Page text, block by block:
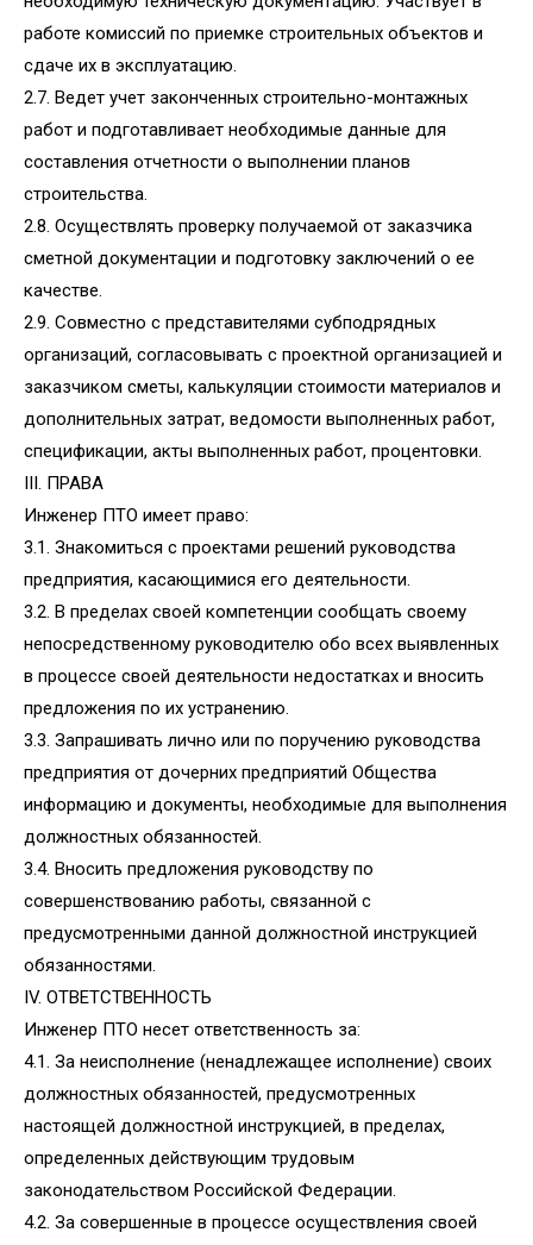
работе комиссий по приемке строительных объектов и
сдаче их в эксплуатацию.
2.7. Ведет учет законченных строительно-монтажных
работ и подготавливает необходимые данные для
составления отчетности о выполнении планов
строительства.
2.8. Осуществлять проверку получаемой от заказчика
сметной документации и подготовку заключений о ее
качестве.
2.9. Совместно с представителями субподрядных
организаций, согласовывать с проектной организацией и
заказчиком сметы, калькуляции стоимости материалов и
дополнительных затрат, ведомости выполненных работ,
спецификации, акты выполненных работ, процентовки.
III. ПРАВА
Инженер ПТО имеет право:
3.1. Знакомиться с проектами решений руководства
предприятия, касающимися его деятельности.
3.2. В пределах своей компетенции сообщать своему
непосредственному руководителю обо всех выявленных
в процессе своей деятельности недостатках и вносить
предложения по их устранению.
3.3. Запрашивать лично или по поручению руководства
предприятия от дочерних предприятий Общества
информацию и документы, необходимые для выполнения
должностных обязанностей.
3.4. Вносить предложения руководству по
совершенствованию работы, связанной с
предусмотренными данной должностной инструкцией
обязанностями.
IV. ОТВЕТСТВЕННОСТЬ
Инженер ПТО несет ответственность за:
4.1. За неисполнение (ненадлежащее исполнение) своих
должностных обязанностей, предусмотренных
настоящей должностной инструкцией, в пределах,
определенных действующим трудовым
законодательством Российской Федерации.
4.2. За совершенные в процессе осуществления своей